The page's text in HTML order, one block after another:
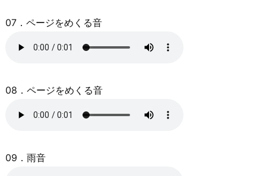
07．ページをめくる音
08．ページをめくる音
09．雨音